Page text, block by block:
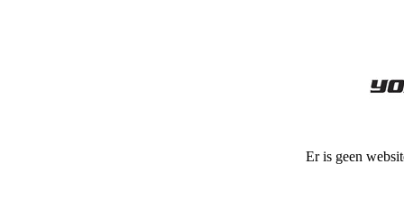
Er is geen